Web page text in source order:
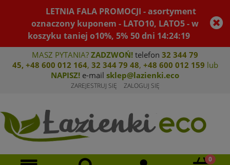
LETNIA FALA PROMOCJI - asortyment
oznaczony kuponem - LATO10, LATO5 - w
koszyku taniej o10%, 5% 50dni 14:24:18
MASZ PYTANIA? ZADZWOŃ! telefon 32 344 79
45, +48 600 012 164, 32 344 79 48, +48 600 012 159 lub
NAPISZ! e-mail sklep@lazienki.eco
ZAREJESTRUJ SIĘ ZALOGUJ SIĘ